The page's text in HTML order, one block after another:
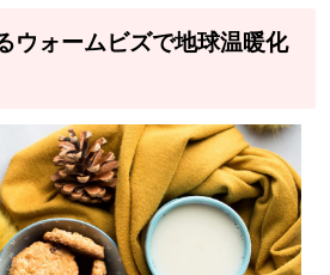
ウォームビズで地球温暖化